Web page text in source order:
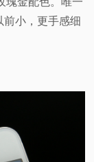
前小，更手感细